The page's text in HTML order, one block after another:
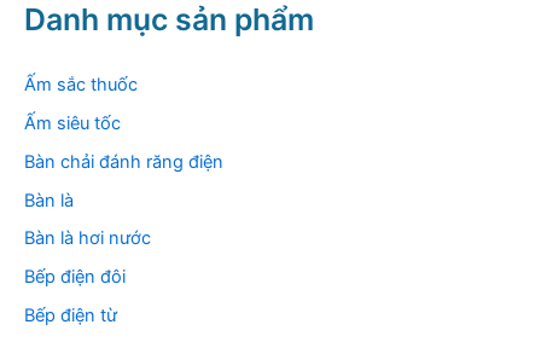
k
i
m
Danh mục sản phẩm
Ấm sắc thuốc
Ấm siêu tốc
Bàn chải đánh răng điện
Bàn là
Bàn là hơi nước
Bếp điện đôi
Bếp điện từ